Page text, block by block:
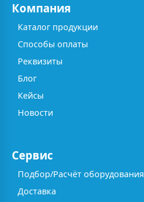
Компания
Каталог продукции
Способы оплаты
Реквизиты
Блог
Кейсы
Новости
Сервис
Подбор/Расчёт оборудования
Доставка